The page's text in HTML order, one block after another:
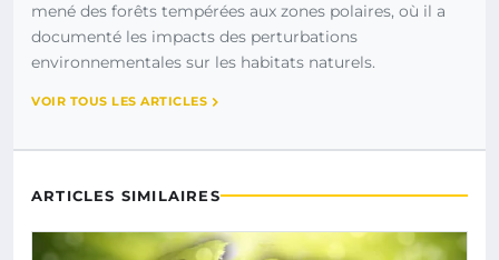
mené des forêts tempérées aux zones polaires, où il a
documenté les impacts des perturbations
environnementales sur les habitats naturels.
VOIR TOUS LES ARTICLES
ARTICLES SIMILAIRES